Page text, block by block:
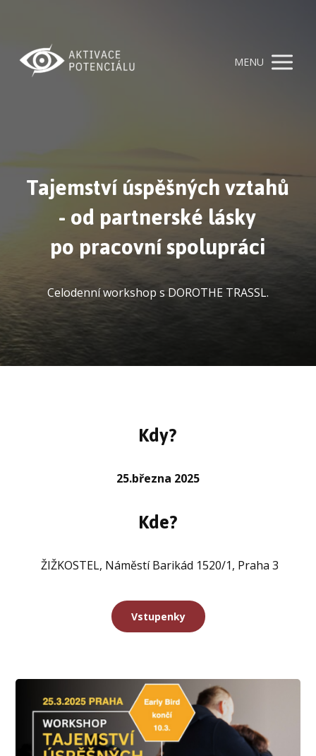
MENU
Tajemství úspěšných vztahů
- od partnerské lásky
po pracovní spolupráci
Celodenní workshop s DOROTHE TRASSL.
Kdy?
25.března 2025
Kde?
ŽIŽKOSTEL, Náměstí Barikád 1520/1, Praha 3
Vstupenky